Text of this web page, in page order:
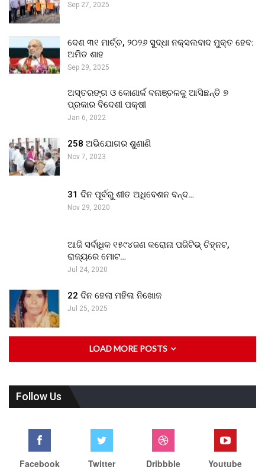
Sep 27, 2025
ଦେଶ ୩୧ ମାର୍ଚ୍ଚ, ୨୦୨୬ ସୁଦ୍ଧା ନକ୍ସଲବାଦ ମୁକ୍ତ ହେବ:
ଅମିତ ଶାହ
Sep 29, 2025
ଅସ୍ତରଙ୍ଗ ଓ କୋଣାର୍କ ବନାଞ୍ଚଳକୁ ଆସିଛନ୍ତି ୭
ପ୍ରକାର ବିଦେଶୀ ପକ୍ଷୀ
Jan 6, 2022
258 ଅଭିଯୋଗର ଶୁଣାଣି
Nov 7, 2023
31 ଦିନ ପୂର୍ବରୁ ଶୀତ ଅଧିବେଶନ ବନ୍ଦ…
Nov 29, 2020
ଆଜି ସର୍ବାଧିକ ୧୫୯୪ଜଣ କରୋନା ପଜିଟିଭ୍ ଚିହ୍ନଟ,
ରାଜ୍ୟରେ ମୋଟ…
Jul 24, 2020
22 ଦିନ ହେଲା ମହିଳା ନିଖୋଜ
Jul 25, 2025
LOAD MORE POSTS
Follow Us
Facebook Twitter Dribbble Youtube